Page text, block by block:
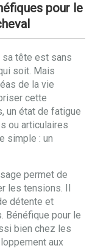
pour le
sa tête est sans
soit. Mais
de la vie
cette
un état de fatigue
ou articulaires
simple : un
permet de
les tensions. Il
détente et
Bénéfique pour le
bien chez les
aux